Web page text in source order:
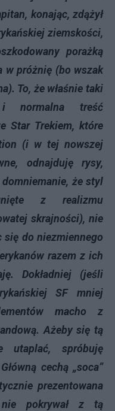
konając, zdążył
ziemskości,
porażką
w próżnię (bo wszak
To, że właśnie taki
normalna treść
Star Trekiem, które
(i w tej nowszej
odnajduję rysy,
że styl
z realizmu
skrajności), nie
do niezmiennego
razem z ich
Dokładniej (jeśli
SF mniej
macho z
Ażeby się tą
utaplać, spróbuję
cechą „soca”
prezentowana
pokrywał z tą